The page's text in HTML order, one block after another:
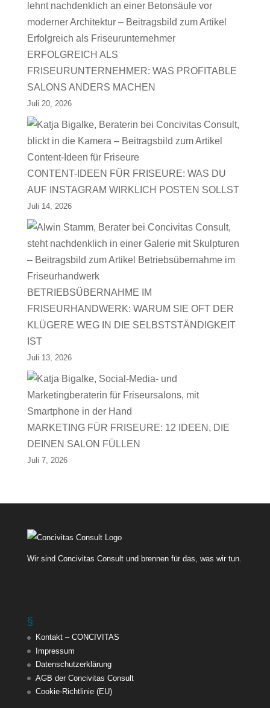
ERFOLGREICH ALS
FRISEURUNTERNEHMER: WAS PROFITABLE
SALONS ANDERS MACHEN
Juli 20, 2026
CONTENT-IDEEN FÜR FRISEURE: WAS DU
AUF INSTAGRAM WIRKLICH POSTEN SOLLST
Juli 14, 2026
BETRIEBSÜBERNAHME IM
FRISEURHANDWERK: WARUM SIE OFT DER
KLÜGERE WEG IN DIE SELBSTSTÄNDIGKEIT
IST
Juli 13, 2026
MARKETING FÜR FRISEURE: 12 IDEEN, DIE
DEINEN SALON FÜLLEN
Juli 7, 2026
Wir sind Concivitas Consult und brennen für das, was wir tun.
§
Kontakt – CONCIVITAS
Impressum
Datenschutzerklärung
AGB der Concivitas Consult
Cookie-Richtlinie (EU)